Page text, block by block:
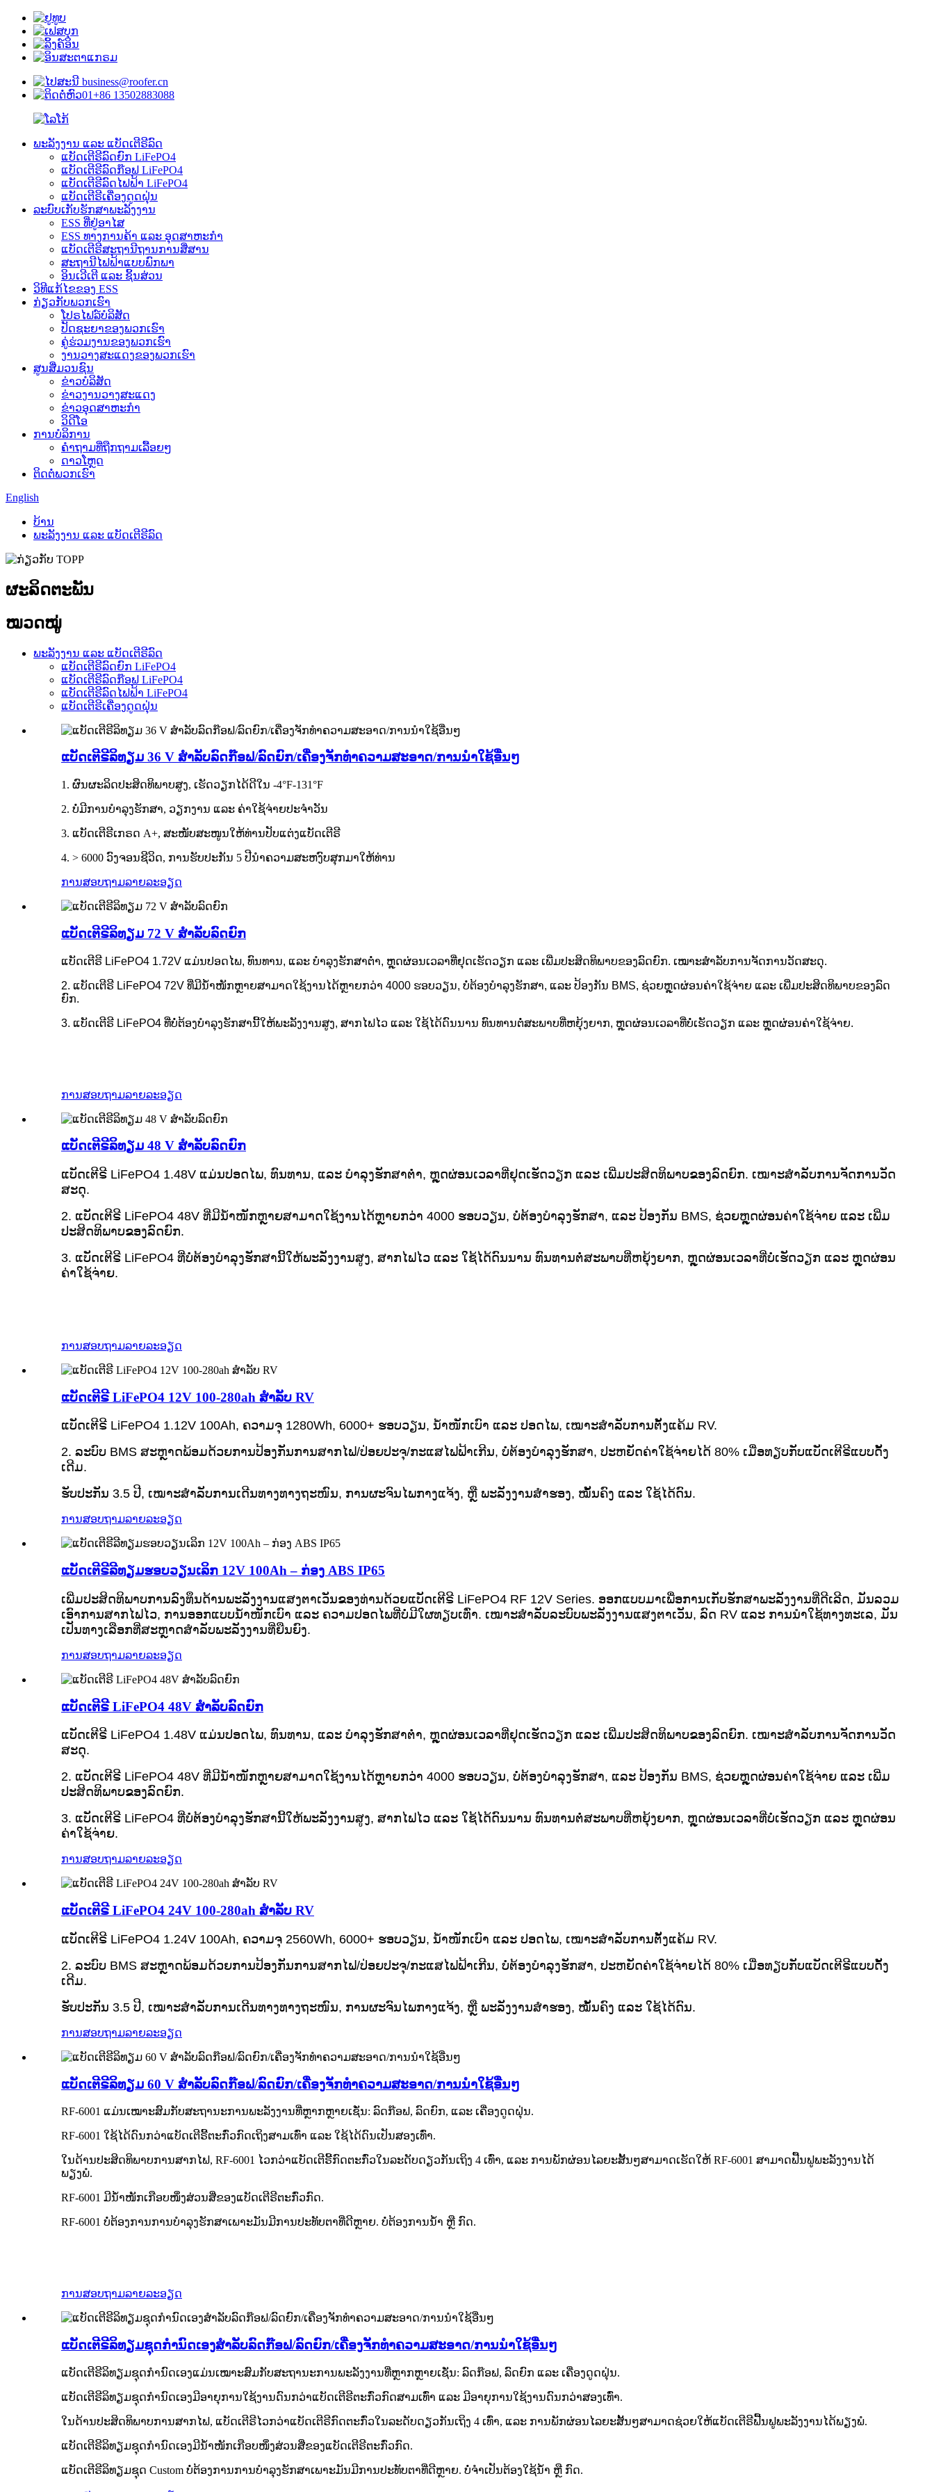
business@roofer.cn
+86 13502883088
ພະລັງງານ ແລະ ແບັດເຕີຣີລົດ
ແບັດເຕີຣີລົດຍົກ LiFePO4
ແບັດເຕີຣີລົດກ໊ອຟ LiFePO4
ແບັດເຕີຣີລົດໄຟຟ້າ LiFePO4
ແບັດເຕີຣີເຄື່ອງດູດຝຸ່ນ
ລະບົບເກັບຮັກສາພະລັງງານ
ESS ທີ່ຢູ່ອາໄສ
ESS ທາງການຄ້າ ແລະ ອຸດສາຫະກຳ
ແບັດເຕີຣີສະຖານີຖານການສື່ສານ
ສະຖານີໄຟຟ້າແບບພົກພາ
ອິນເວີເຕີ ແລະ ຊິ້ນສ່ວນ
ວິທີແກ້ໄຂຂອງ ESS
ກ່ຽວກັບພວກເຮົາ
ໂປຣໄຟລ໌ບໍລິສັດ
ປັດຊະຍາຂອງພວກເຮົາ
ຄູ່ຮ່ວມງານຂອງພວກເຮົາ
ງານວາງສະແດງຂອງພວກເຮົາ
ສູນສື່ມວນຊົນ
ຂ່າວບໍລິສັດ
ຂ່າວງານວາງສະແດງ
ຂ່າວອຸດສາຫະກຳ
ວິດີໂອ
ການບໍລິການ
ຄຳຖາມທີ່ຖືກຖາມເລື້ອຍໆ
ດາວໂຫຼດ
ຕິດຕໍ່ພວກເຮົາ
English
ບ້ານ
ພະລັງງານ ແລະ ແບັດເຕີຣີລົດ
ຜະລິດຕະພັນ
ໝວດໝູ່
ພະລັງງານ ແລະ ແບັດເຕີຣີລົດ
ແບັດເຕີຣີລົດຍົກ LiFePO4
ແບັດເຕີຣີລົດກ໊ອຟ LiFePO4
ແບັດເຕີຣີລົດໄຟຟ້າ LiFePO4
ແບັດເຕີຣີເຄື່ອງດູດຝຸ່ນ
ແບັດເຕີຣີລິທຽມ 36 V ສຳລັບລົດກ໊ອຟ/ລົດຍົກ/ເຄື່ອງຈັກທຳຄວາມສະອາດ/ການນຳໃຊ້ອື່ນໆ
1. ຜົນຜະລິດປະສິດທິພາບສູງ, ເຮັດວຽກໄດ້ດີໃນ -4°F-131°F
2. ບໍ່ມີການບຳລຸງຮັກສາ, ວຽກງານ ແລະ ຄ່າໃຊ້ຈ່າຍປະຈຳວັນ
3. ແບັດເຕີຣີເກຣດ A+, ສະໜັບສະໜູນໃຫ້ທ່ານປັບແຕ່ງແບັດເຕີຣີ
4. > 6000 ວົງຈອນຊີວິດ, ການຮັບປະກັນ 5 ປີນໍາຄວາມສະຫງົບສຸກມາໃຫ້ທ່ານ
ການສອບຖາມລາຍລະອຽດ
ແບັດເຕີຣີລິທຽມ 72 V ສຳລັບລົດຍົກ
ແບັດເຕີຣີ LiFePO4 1.72V ແມ່ນປອດໄພ, ທົນທານ, ແລະ ບຳລຸງຮັກສາຕໍ່າ, ຫຼຸດຜ່ອນເວລາທີ່ຢຸດເຮັດວຽກ ແລະ ເພີ່ມປະສິດທິພາບຂອງລົດຍົກ. ເໝາະສຳລັບການຈັດການວັດສະດຸ.
2. ແບັດເຕີຣີ LiFePO4 72V ທີ່ມີນ້ຳໜັກຫຼາຍສາມາດໃຊ້ງານໄດ້ຫຼາຍກວ່າ 4000 ຮອບວຽນ, ບໍ່ຕ້ອງບຳລຸງຮັກສາ, ແລະ ປ້ອງກັນ BMS, ຊ່ວຍຫຼຸດຜ່ອນຄ່າໃຊ້ຈ່າຍ ແລະ ເພີ່ມປະສິດທິພາບຂອງລົດ
ຍົກ.
3. ແບັດເຕີຣີ LiFePO4 ທີ່ບໍ່ຕ້ອງບຳລຸງຮັກສານີ້ໃຫ້ພະລັງງານສູງ, ສາກໄຟໄວ ແລະ ໃຊ້ໄດ້ດົນນານ ທົນທານຕໍ່ສະພາບທີ່ຫຍຸ້ງຍາກ, ຫຼຸດຜ່ອນເວລາທີ່ບໍ່ເຮັດວຽກ ແລະ ຫຼຸດຜ່ອນຄ່າໃຊ້ຈ່າຍ.
ການສອບຖາມລາຍລະອຽດ
ແບັດເຕີຣີລິທຽມ 48 V ສຳລັບລົດຍົກ
ແບັດເຕີຣີ LiFePO4 1.48V ແມ່ນປອດໄພ, ທົນທານ, ແລະ ບຳລຸງຮັກສາຕໍ່າ, ຫຼຸດຜ່ອນເວລາທີ່ຢຸດເຮັດວຽກ ແລະ ເພີ່ມປະສິດທິພາບຂອງລົດຍົກ. ເໝາະສຳລັບການຈັດການວັດ
ສະດຸ.
2. ແບັດເຕີຣີ LiFePO4 48V ທີ່ມີນ້ຳໜັກຫຼາຍສາມາດໃຊ້ງານໄດ້ຫຼາຍກວ່າ 4000 ຮອບວຽນ, ບໍ່ຕ້ອງບຳລຸງຮັກສາ, ແລະ ປ້ອງກັນ BMS, ຊ່ວຍຫຼຸດຜ່ອນຄ່າໃຊ້ຈ່າຍ ແລະ ເພີ່ມ
ປະສິດທິພາບຂອງລົດຍົກ.
3. ແບັດເຕີຣີ LiFePO4 ທີ່ບໍ່ຕ້ອງບຳລຸງຮັກສານີ້ໃຫ້ພະລັງງານສູງ, ສາກໄຟໄວ ແລະ ໃຊ້ໄດ້ດົນນານ ທົນທານຕໍ່ສະພາບທີ່ຫຍຸ້ງຍາກ, ຫຼຸດຜ່ອນເວລາທີ່ບໍ່ເຮັດວຽກ ແລະ ຫຼຸດຜ່ອນ
ຄ່າໃຊ້ຈ່າຍ.
ການສອບຖາມລາຍລະອຽດ
ແບັດເຕີຣີ LiFePO4 12V 100-280ah ສຳລັບ RV
ແບັດເຕີຣີ LiFePO4 1.12V 100Ah, ຄວາມຈຸ 1280Wh, 6000+ ຮອບວຽນ, ນ້ຳໜັກເບົາ ແລະ ປອດໄພ, ເໝາະສຳລັບການຕັ້ງແຄ້ມ RV.
2. ລະບົບ BMS ສະຫຼາດພ້ອມດ້ວຍການປ້ອງກັນການສາກໄຟ/ປ່ອຍປະຈຸ/ກະແສໄຟຟ້າເກີນ, ບໍ່ຕ້ອງບຳລຸງຮັກສາ, ປະຫຍັດຄ່າໃຊ້ຈ່າຍໄດ້ 80% ເມື່ອທຽບກັບແບັດເຕີຣີແບບດັ້ງ
ເດີມ.
ຮັບປະກັນ 3.5 ປີ, ເໝາະສຳລັບການເດີນທາງທາງຖະໜົນ, ການຜະຈົນໄພກາງແຈ້ງ, ຫຼື ພະລັງງານສຳຮອງ, ໝັ້ນຄົງ ແລະ ໃຊ້ໄດ້ດົນ.
ການສອບຖາມລາຍລະອຽດ
ແບັດເຕີຣີລີທຽມຮອບວຽນເລິກ 12V 100Ah – ກ່ອງ ABS IP65
ເພີ່ມປະສິດທິພາບການລົງທຶນດ້ານພະລັງງານແສງຕາເວັນຂອງທ່ານດ້ວຍແບັດເຕີຣີ LiFePO4 RF 12V Series. ອອກແບບມາເພື່ອການເກັບຮັກສາພະລັງງານທີ່ດີເລີດ, ມັນລວມ
ເອົາການສາກໄຟໄວ, ການອອກແບບນ້ຳໜັກເບົາ ແລະ ຄວາມປອດໄພທີ່ບໍ່ມີໃຜທຽບເທົ່າ. ເໝາະສຳລັບລະບົບພະລັງງານແສງຕາເວັນ, ລົດ RV ແລະ ການນຳໃຊ້ທາງທະເລ, ມັນ
ເປັນທາງເລືອກທີ່ສະຫຼາດສຳລັບພະລັງງານທີ່ຍືນຍົງ.
ການສອບຖາມລາຍລະອຽດ
ແບັດເຕີຣີ LiFePO4 48V ສຳລັບລົດຍົກ
ແບັດເຕີຣີ LiFePO4 1.48V ແມ່ນປອດໄພ, ທົນທານ, ແລະ ບຳລຸງຮັກສາຕໍ່າ, ຫຼຸດຜ່ອນເວລາທີ່ຢຸດເຮັດວຽກ ແລະ ເພີ່ມປະສິດທິພາບຂອງລົດຍົກ. ເໝາະສຳລັບການຈັດການວັດ
ສະດຸ.
2. ແບັດເຕີຣີ LiFePO4 48V ທີ່ມີນ້ຳໜັກຫຼາຍສາມາດໃຊ້ງານໄດ້ຫຼາຍກວ່າ 4000 ຮອບວຽນ, ບໍ່ຕ້ອງບຳລຸງຮັກສາ, ແລະ ປ້ອງກັນ BMS, ຊ່ວຍຫຼຸດຜ່ອນຄ່າໃຊ້ຈ່າຍ ແລະ ເພີ່ມ
ປະສິດທິພາບຂອງລົດຍົກ.
3. ແບັດເຕີຣີ LiFePO4 ທີ່ບໍ່ຕ້ອງບຳລຸງຮັກສານີ້ໃຫ້ພະລັງງານສູງ, ສາກໄຟໄວ ແລະ ໃຊ້ໄດ້ດົນນານ ທົນທານຕໍ່ສະພາບທີ່ຫຍຸ້ງຍາກ, ຫຼຸດຜ່ອນເວລາທີ່ບໍ່ເຮັດວຽກ ແລະ ຫຼຸດຜ່ອນ
ຄ່າໃຊ້ຈ່າຍ.
ການສອບຖາມລາຍລະອຽດ
ແບັດເຕີຣີ LiFePO4 24V 100-280ah ສຳລັບ RV
ແບັດເຕີຣີ LiFePO4 1.24V 100Ah, ຄວາມຈຸ 2560Wh, 6000+ ຮອບວຽນ, ນ້ຳໜັກເບົາ ແລະ ປອດໄພ, ເໝາະສຳລັບການຕັ້ງແຄ້ມ RV.
2. ລະບົບ BMS ສະຫຼາດພ້ອມດ້ວຍການປ້ອງກັນການສາກໄຟ/ປ່ອຍປະຈຸ/ກະແສໄຟຟ້າເກີນ, ບໍ່ຕ້ອງບຳລຸງຮັກສາ, ປະຫຍັດຄ່າໃຊ້ຈ່າຍໄດ້ 80% ເມື່ອທຽບກັບແບັດເຕີຣີແບບດັ້ງ
ເດີມ.
ຮັບປະກັນ 3.5 ປີ, ເໝາະສຳລັບການເດີນທາງທາງຖະໜົນ, ການຜະຈົນໄພກາງແຈ້ງ, ຫຼື ພະລັງງານສຳຮອງ, ໝັ້ນຄົງ ແລະ ໃຊ້ໄດ້ດົນ.
ການສອບຖາມລາຍລະອຽດ
ແບັດເຕີຣີລິທຽມ 60 V ສຳລັບລົດກ໊ອຟ/ລົດຍົກ/ເຄື່ອງຈັກທຳຄວາມສະອາດ/ການນຳໃຊ້ອື່ນໆ
RF-6001 ແມ່ນເໝາະສົມກັບສະຖານະການພະລັງງານທີ່ຫຼາກຫຼາຍເຊັ່ນ: ລົດກ໊ອຟ, ລົດຍົກ, ແລະ ເຄື່ອງດູດຝຸ່ນ.
RF-6001 ໃຊ້ໄດ້ດົນກວ່າແບັດເຕີຣີ້ຕະກົ່ວກົດເຖິງສາມເທົ່າ ແລະ ໃຊ້ໄດ້ດົນເປັນສອງເທົ່າ.
ໃນດ້ານປະສິດທິພາບການສາກໄຟ, RF-6001 ໄວກວ່າແບັດເຕີຣີ້ກົດຕະກົ່ວໃນລະດັບດຽວກັນເຖິງ 4 ເທົ່າ, ແລະ ການພັກຜ່ອນໄລຍະສັ້ນໆສາມາດເຮັດໃຫ້ RF-6001 ສາມາດຟື້ນຟູພະລັງງານໄດ້
ພຽງພໍ.
RF-6001 ມີນ້ຳໜັກເກືອບໜຶ່ງສ່ວນສີ່ຂອງແບັດເຕີຣີຕະກົ່ວກົດ.
RF-6001 ບໍ່ຕ້ອງການການບຳລຸງຮັກສາເພາະມັນມີການປະທັບຕາທີ່ດີຫຼາຍ. ບໍ່ຕ້ອງການນໍ້າ ຫຼື ກົດ.
ການສອບຖາມລາຍລະອຽດ
ແບັດເຕີຣີລິທຽມຊຸດກຳນົດເອງສຳລັບລົດກ໊ອຟ/ລົດຍົກ/ເຄື່ອງຈັກທຳຄວາມສະອາດ/ການນຳໃຊ້ອື່ນໆ
ແບັດເຕີຣີລິທຽມຊຸດກຳນົດເອງແມ່ນເໝາະສົມກັບສະຖານະການພະລັງງານທີ່ຫຼາກຫຼາຍເຊັ່ນ: ລົດກ໊ອຟ, ລົດຍົກ ແລະ ເຄື່ອງດູດຝຸ່ນ.
ແບັດເຕີຣີລິທຽມຊຸດກຳນົດເອງມີອາຍຸການໃຊ້ງານດົນກວ່າແບັດເຕີຣີຕະກົ່ວກົດສາມເທົ່າ ແລະ ມີອາຍຸການໃຊ້ງານດົນກວ່າສອງເທົ່າ.
ໃນດ້ານປະສິດທິພາບການສາກໄຟ, ແບັດເຕີຣີໄວກວ່າແບັດເຕີຣີກົດຕະກົ່ວໃນລະດັບດຽວກັນເຖິງ 4 ເທົ່າ, ແລະ ການພັກຜ່ອນໄລຍະສັ້ນໆສາມາດຊ່ວຍໃຫ້ແບັດເຕີຣີຟື້ນຟູພະລັງງານໄດ້ພຽງພໍ.
ແບັດເຕີຣີລິທຽມຊຸດກຳນົດເອງມີນ້ຳໜັກເກືອບໜຶ່ງສ່ວນສີ່ຂອງແບັດເຕີຣີຕະກົ່ວກົດ.
ແບັດເຕີຣີລິທຽມຊຸດ Custom ບໍ່ຕ້ອງການການບຳລຸງຮັກສາເພາະມັນມີການປະທັບຕາທີ່ດີຫຼາຍ. ບໍ່ຈຳເປັນຕ້ອງໃຊ້ນໍ້າ ຫຼື ກົດ.